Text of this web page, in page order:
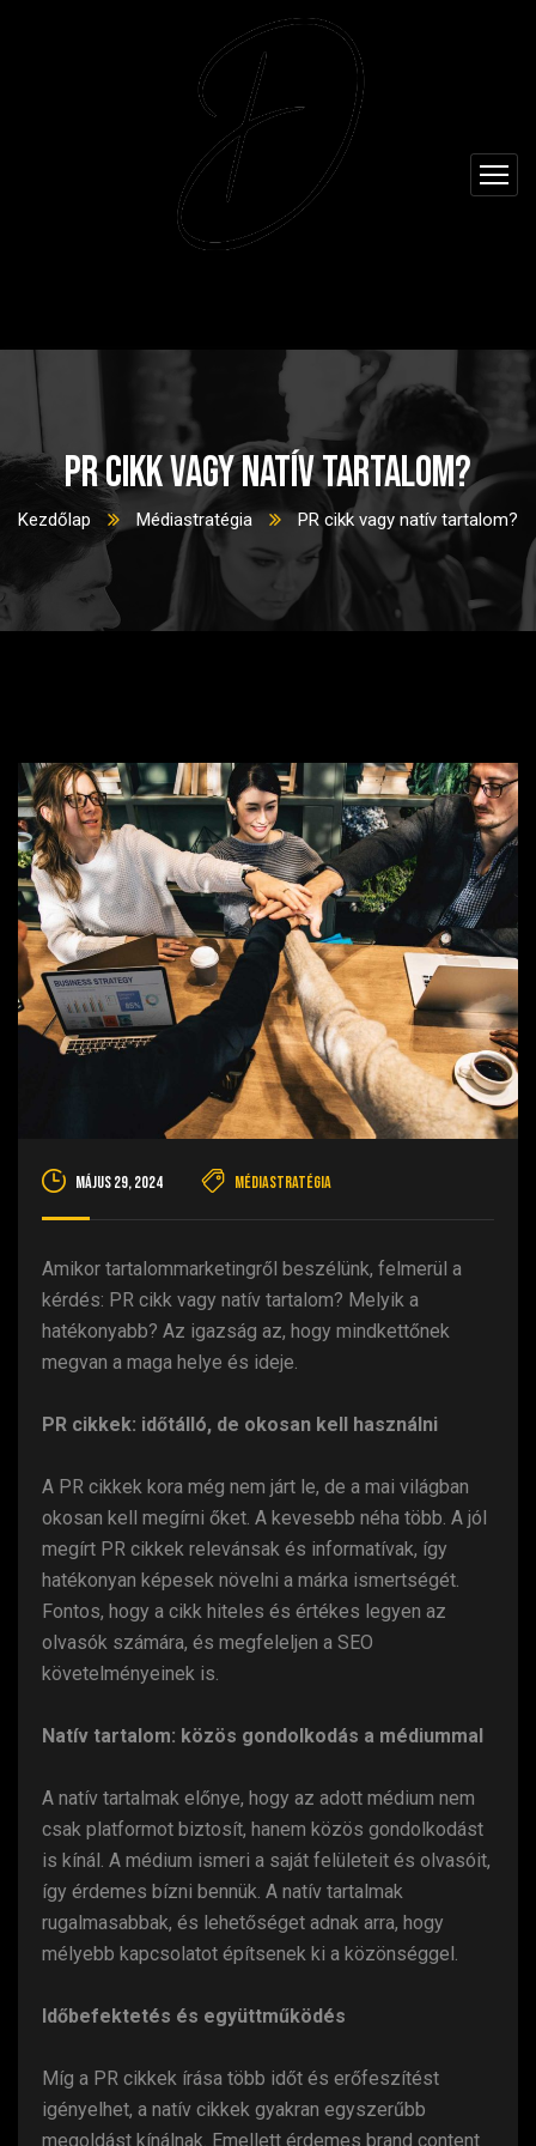
PR cikk vagy natív tartalom?
Kezdőlap Médiastratégia PR cikk vagy natív tartalom?
május 29, 2024 Médiastratégia
Amikor tartalommarketingről beszélünk, felmerül a
kérdés: PR cikk vagy natív tartalom? Melyik a
hatékonyabb? Az igazság az, hogy mindkettőnek
megvan a maga helye és ideje.
PR cikkek: időtálló, de okosan kell használni
A PR cikkek kora még nem járt le, de a mai világban
okosan kell megírni őket. A kevesebb néha több. A jól
megírt PR cikkek relevánsak és informatívak, így
hatékonyan képesek növelni a márka ismertségét.
Fontos, hogy a cikk hiteles és értékes legyen az
olvasók számára, és megfeleljen a SEO
követelményeinek is.
Natív tartalom: közös gondolkodás a médiummal
A natív tartalmak előnye, hogy az adott médium nem
csak platformot biztosít, hanem közös gondolkodást
is kínál. A médium ismeri a saját felületeit és olvasóit,
így érdemes bízni bennük. A natív tartalmak
rugalmasabbak, és lehetőséget adnak arra, hogy
mélyebb kapcsolatot építsenek ki a közönséggel.
Időbefektetés és együttműködés
Míg a PR cikkek írása több időt és erőfeszítést
igényelhet, a natív cikkek gyakran egyszerűbb
megoldást kínálnak. Emellett érdemes brand content